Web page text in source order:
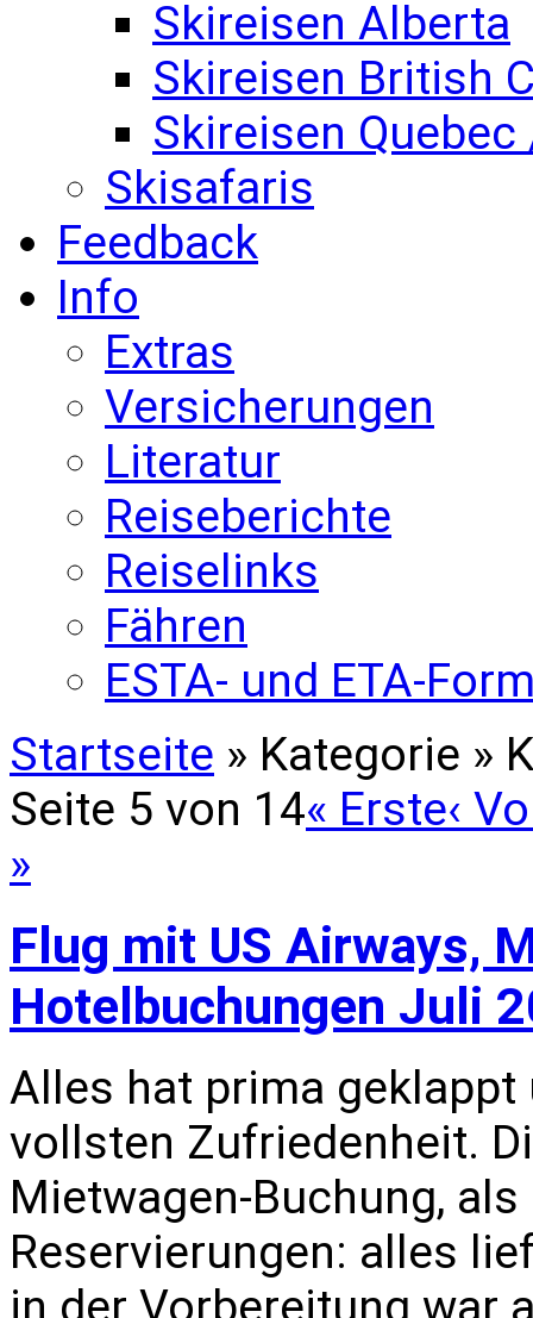
Skireisen Alberta
Skireisen British
Skireisen
Skisafaris
Feedback
Info
Extras
Versicherungen
Literatur
Reiseberichte
Reiselinks
Fähren
ESTA- und ETA-
Startseite » Kategorie »
Seite 5 von 14« Erste‹
»
Flug mit US Airways,
Hotelbuchungen Juli
Alles hat prima
vollsten Zufriedenheit.
Mietwagen-Buchung,
Reservierungen: alles